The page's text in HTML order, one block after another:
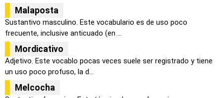
Malaposta
Sustantivo masculino. Este vocabulario es de uso poco
frecuente, inclusive anticuado (en ...
Mordicativo
Adjetivo. Este vocablo pocas veces suele ser registrado y tiene
un uso poco profuso, la d...
Melcocha